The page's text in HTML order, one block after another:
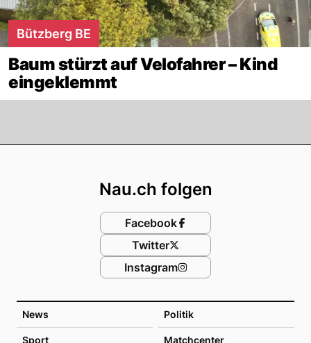
Bützberg BE
Baum stürzt auf Velofahrer – Kind
eingeklemmt
News Politik
Sport Matchcenter
Nau.ch folgen
Facebook
Twitter
Instagram